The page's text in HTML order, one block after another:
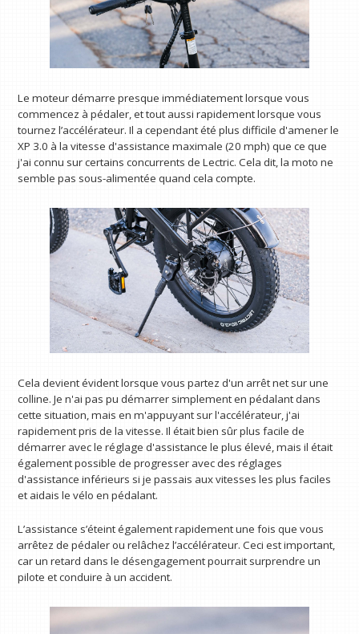
Le moteur démarre presque immédiatement lorsque vous
commencez à pédaler, et tout aussi rapidement lorsque vous
tournez l’accélérateur. Il a cependant été plus difficile d'amener le
XP 3.0 à la vitesse d'assistance maximale (20 mph) que ce que
j'ai connu sur certains concurrents de Lectric. Cela dit, la moto ne
semble pas sous-alimentée quand cela compte.
Cela devient évident lorsque vous partez d'un arrêt net sur une
colline. Je n'ai pas pu démarrer simplement en pédalant dans
cette situation, mais en m'appuyant sur l'accélérateur, j'ai
rapidement pris de la vitesse. Il était bien sûr plus facile de
démarrer avec le réglage d'assistance le plus élevé, mais il était
également possible de progresser avec des réglages
d'assistance inférieurs si je passais aux vitesses les plus faciles
et aidais le vélo en pédalant.
L’assistance s’éteint également rapidement une fois que vous
arrêtez de pédaler ou relâchez l’accélérateur. Ceci est important,
car un retard dans le désengagement pourrait surprendre un
pilote et conduire à un accident.